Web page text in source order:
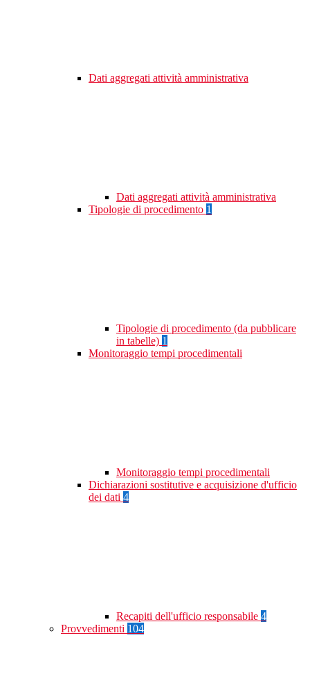
Dati aggregati attività amministrativa
Dati aggregati attività amministrativa
Tipologie di procedimento 1
Tipologie di procedimento (da pubblicare
in tabelle) 1
Monitoraggio tempi procedimentali
Monitoraggio tempi procedimentali
Dichiarazioni sostitutive e acquisizione d'ufficio
dei dati 4
Recapiti dell'ufficio responsabile 4
Provvedimenti 104